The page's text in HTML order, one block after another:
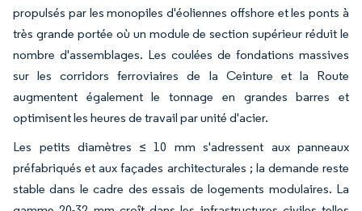
propulsés par les monopiles d'éoliennes offshore et les ponts à
très grande portée où un module de section supérieur réduit le
nombre d'assemblages. Les coulées de fondations massives
sur les corridors ferroviaires de la Ceinture et la Route
augmentent également le tonnage en grandes barres et
optimisent les heures de travail par unité d'acier.
Les petits diamètres ≤ 10 mm s'adressent aux panneaux
préfabriqués et aux façades architecturales ; la demande reste
stable dans le cadre des essais de logements modulaires. La